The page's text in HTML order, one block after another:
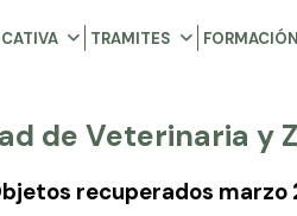
TRAMITES
de Veterinaria y
recuperados marzo